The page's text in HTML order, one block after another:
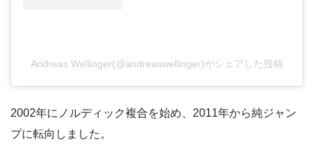
Andreas Wellinger(@andreaswellinger)がシェアした投稿
2002年にノルディック複合を始め、2011年から純ジャン
プに転向しました。